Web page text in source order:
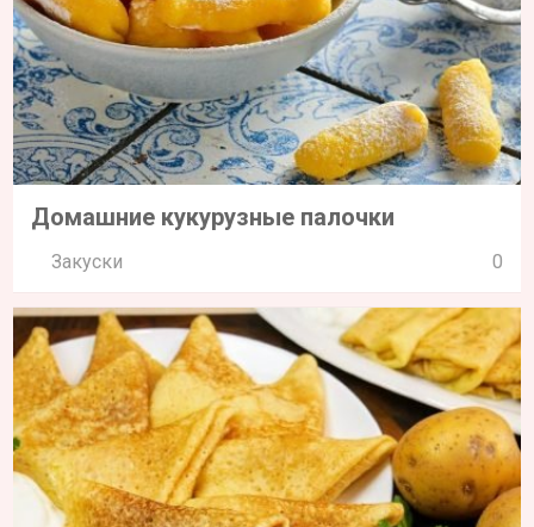
Домашние кукурузные палочки
Закуски 0